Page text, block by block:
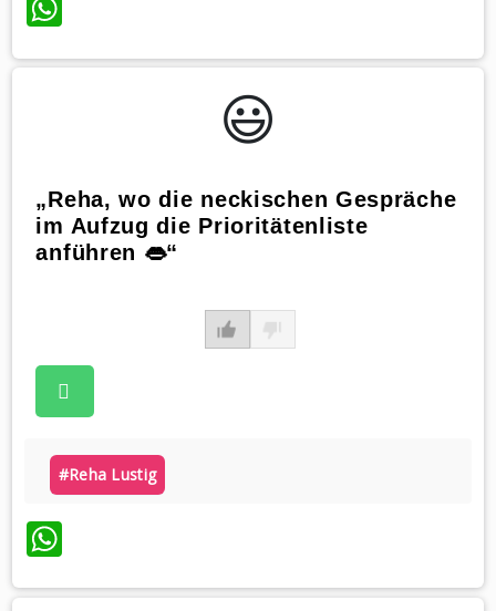
😃️
„Reha, wo die neckischen Gespräche
im Aufzug die Prioritätenliste
anführen 👄“
#reha Lustig
WhatsApp